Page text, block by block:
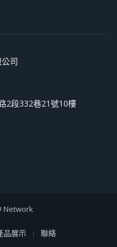
司
2段332巷21號10樓
Network
品展示 聯絡